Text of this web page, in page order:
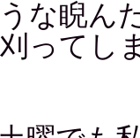
な睨ん
ってし